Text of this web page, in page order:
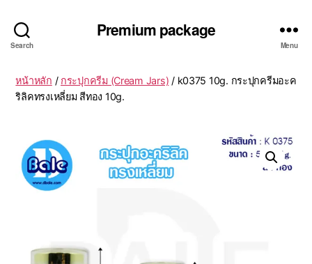
Search
Premium package
Menu
หน้าหลัก / กระปุกครีม (Cream Jars) / k0375 10g. กระปุกครีมอะค
ริลิคทรงเหลี่ยม สีทอง 10g.